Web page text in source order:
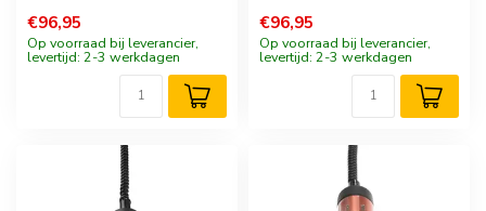
€96,95
Op voorraad bij leverancier,
levertijd: 2-3 werkdagen
€96,95
Op voorraad bij leverancier,
levertijd: 2-3 werkdagen